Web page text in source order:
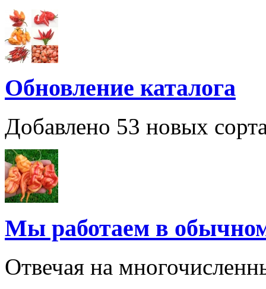
Обновление каталога
Добавлено 53 новых
Мы работаем в
Отвечая на